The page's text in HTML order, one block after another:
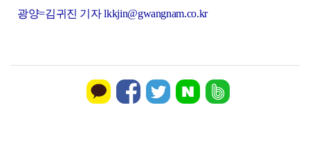
광양=김귀진 기자 lkkjin@gwangnam.co.kr